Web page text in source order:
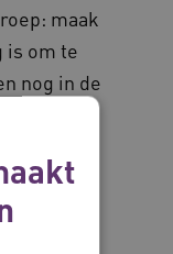
maak
is om te
nog in de